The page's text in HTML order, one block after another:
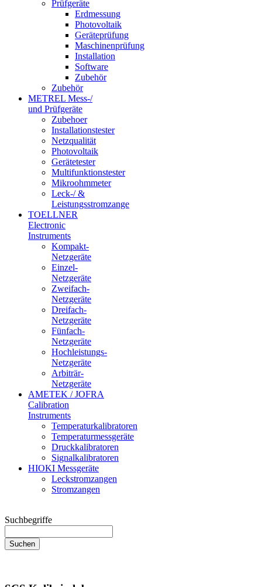
Prüfgeräte
Erdmessung
Photovoltaik
Geräteprüfung
Maschinenprüfung
Installation
Software
Zubehör
Zubehör
METREL Mess-/
und Prüfgeräte
Zubehoer
Installationstester
Netzqualität
Photovoltaik
Gerätetester
Multifunktionstester
Mikroohmmeter
Leck-/ &
Leistungsstromzange
TOELLNER
Electronic
Instruments
Kompakt-
Netzgeräte
Einzel-
Netzgeräte
Zweifach-
Netzgeräte
Dreifach-
Netzgeräte
Fünfach-
Netzgeräte
Hochleistungs-
Netzgeräte
Arbiträr-
Netzgeräte
AMETEK / JOFRA
Calibration
Instruments
Temperaturkalibratoren
Temperaturmessgeräte
Druckkalibratoren
Signalkalibratoren
HIOKI Messgeräte
Leckstromzangen
Stromzangen
Suchbegriffe